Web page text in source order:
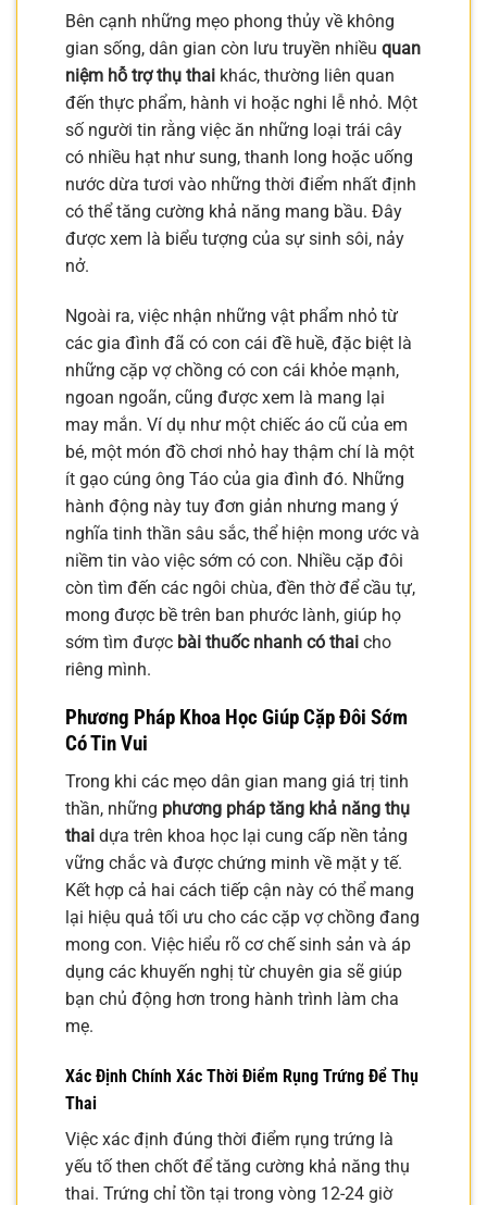
Bên cạnh những mẹo phong thủy về không
gian sống, dân gian còn lưu truyền nhiều quan
niệm hỗ trợ thụ thai khác, thường liên quan
đến thực phẩm, hành vi hoặc nghi lễ nhỏ. Một
số người tin rằng việc ăn những loại trái cây
có nhiều hạt như sung, thanh long hoặc uống
nước dừa tươi vào những thời điểm nhất định
có thể tăng cường khả năng mang bầu. Đây
được xem là biểu tượng của sự sinh sôi, nảy
nở.
Ngoài ra, việc nhận những vật phẩm nhỏ từ
các gia đình đã có con cái đề huề, đặc biệt là
những cặp vợ chồng có con cái khỏe mạnh,
ngoan ngoãn, cũng được xem là mang lại
may mắn. Ví dụ như một chiếc áo cũ của em
bé, một món đồ chơi nhỏ hay thậm chí là một
ít gạo cúng ông Táo của gia đình đó. Những
hành động này tuy đơn giản nhưng mang ý
nghĩa tinh thần sâu sắc, thể hiện mong ước và
niềm tin vào việc sớm có con. Nhiều cặp đôi
còn tìm đến các ngôi chùa, đền thờ để cầu tự,
mong được bề trên ban phước lành, giúp họ
sớm tìm được bài thuốc nhanh có thai cho
riêng mình.
Phương Pháp Khoa Học Giúp Cặp Đôi Sớm
Có Tin Vui
Trong khi các mẹo dân gian mang giá trị tinh
thần, những phương pháp tăng khả năng thụ
thai dựa trên khoa học lại cung cấp nền tảng
vững chắc và được chứng minh về mặt y tế.
Kết hợp cả hai cách tiếp cận này có thể mang
lại hiệu quả tối ưu cho các cặp vợ chồng đang
mong con. Việc hiểu rõ cơ chế sinh sản và áp
dụng các khuyến nghị từ chuyên gia sẽ giúp
bạn chủ động hơn trong hành trình làm cha
mẹ.
Xác Định Chính Xác Thời Điểm Rụng Trứng Để Thụ
Thai
Việc xác định đúng thời điểm rụng trứng là
yếu tố then chốt để tăng cường khả năng thụ
thai. Trứng chỉ tồn tại trong vòng 12-24 giờ